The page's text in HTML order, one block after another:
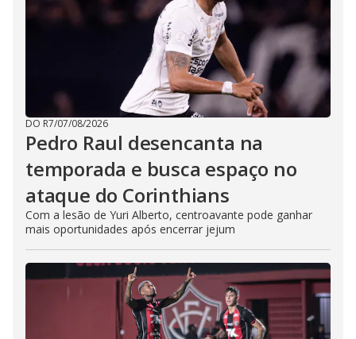
DO R7/07/08/2026
Pedro Raul desencanta na
temporada e busca espaço no
ataque do Corinthians
Com a lesão de Yuri Alberto, centroavante pode ganhar
mais oportunidades após encerrar jejum